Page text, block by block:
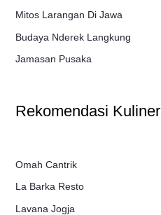
Mitos Larangan Di Jawa
Budaya Nderek Langkung
Jamasan Pusaka
Rekomendasi Kuliner
Omah Cantrik
La Barka Resto
Lavana Jogja